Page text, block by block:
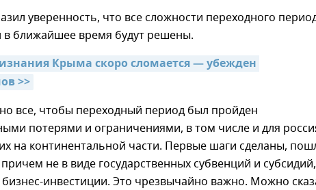
уверенность, что все сложности переходного
ближайшее время будут решены.
Крыма скоро сломается — убежден
>>
все, чтобы переходный период был пройден
потерями и ограничениями, в том числе и для
на континентальной части. Первые шаги сделаны,
не в виде государственных субвенций и субсидий,
инвестиции. Это чрезвычайно важно. Можно